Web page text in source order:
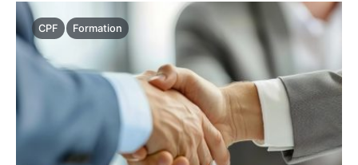
CPF Formation